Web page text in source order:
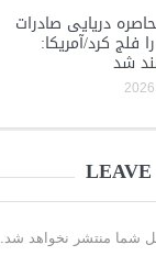
دریایی صادرات
فلج کرد/آمریکا:
شد
شما منتشر نخواهد شد.